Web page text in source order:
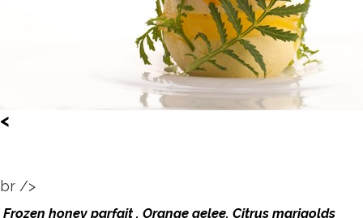
<
br />
Frozen honey parfait . Orange gelee. Citrus marigolds